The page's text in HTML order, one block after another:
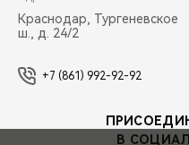
Краснодар, Тургеневское
ш., д. 24/2
+7 (861) 992-92-92
В